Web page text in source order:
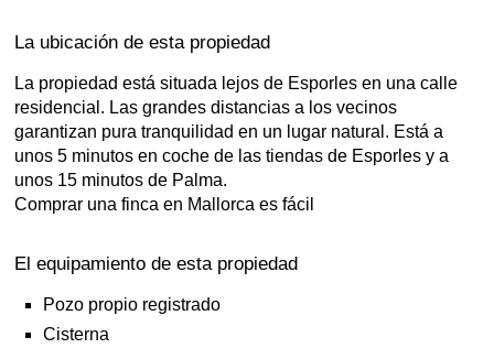
La ubicación de esta propiedad
La propiedad está situada lejos de Esporles en una calle
residencial. Las grandes distancias a los vecinos
garantizan pura tranquilidad en un lugar natural. Está a
unos 5 minutos en coche de las tiendas de Esporles y a
unos 15 minutos de Palma.
Comprar una finca en Mallorca es fácil
El equipamiento de esta propiedad
Pozo propio registrado
Cisterna